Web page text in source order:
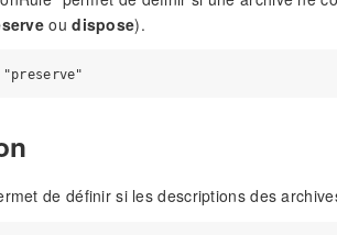
oudispose).
de définir si les descriptions des